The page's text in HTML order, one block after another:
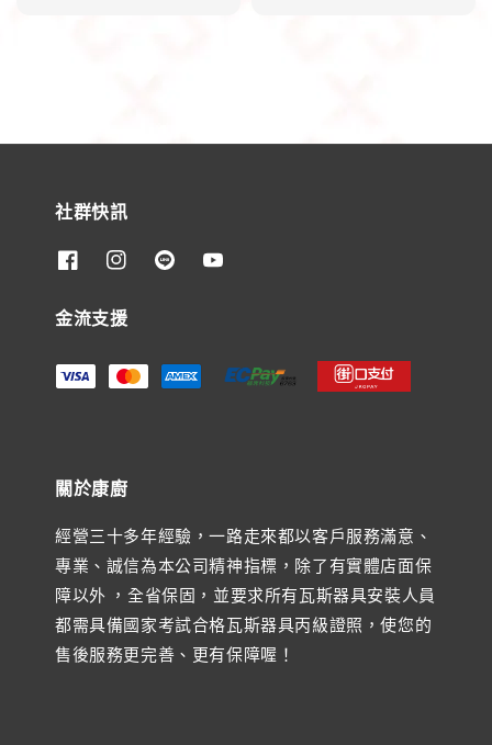
社群快訊
金流支援
關於康廚
經營三十多年經驗，一路走來都以客戶服務滿意、
專業、誠信為本公司精神指標，除了有實體店面保
障以外 ，全省保固，並要求所有瓦斯器具安裝人員
都需具備國家考試合格瓦斯器具丙級證照，使您的
售後服務更完善、更有保障喔！